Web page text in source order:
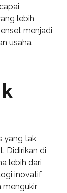
lebih
menjadi
usaha.
yang tak
Didirikan di
lebih dari
inovatif
mengukir